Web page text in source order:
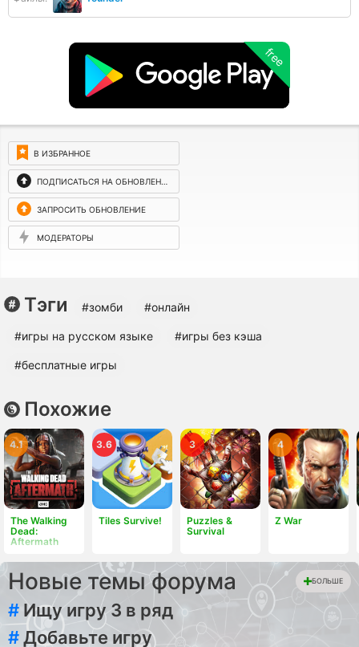
free
В ИЗБРАННОЕ
ПОДПИСАТЬСЯ НА ОБНОВЛЕНИЯ
ЗАПРОСИТЬ ОБНОВЛЕНИЕ
МОДЕРАТОРЫ
Тэги #зомби #онлайн
#игры на русском языке #игры без кэша
#бесплатные игры
Похожие
The Walking
Dead:
Aftermath
4.1
Tiles Survive!
3.6
Puzzles &
Survival
3
Z War
4
Новые темы форума БОЛЬШЕ
# Ищу игру 3 в ряд
#Добавьте игру